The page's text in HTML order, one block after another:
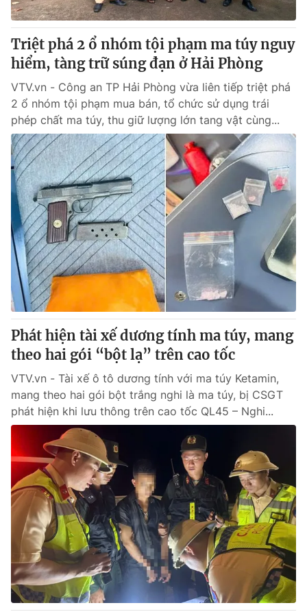
® Cấm sao chép dưới mọi hình thức nếu không có sự chấp
thuận bằng văn bản. Ghi rõ nguồn VTV.vn khi phát hành lại
thông tin từ website này.
Triệt phá 2 ổ nhóm tội phạm ma túy nguy
hiểm, tàng trữ súng đạn ở Hải Phòng
VTV.vn - Công an TP Hải Phòng vừa liên tiếp triệt phá
2 ổ nhóm tội phạm mua bán, tổ chức sử dụng trái
phép chất ma túy, thu giữ lượng lớn tang vật cùng...
Phát hiện tài xế dương tính ma túy, mang
theo hai gói “bột lạ” trên cao tốc
VTV.vn - Tài xế ô tô dương tính với ma túy Ketamin,
mang theo hai gói bột trắng nghi là ma túy, bị CSGT
phát hiện khi lưu thông trên cao tốc QL45 – Nghi...